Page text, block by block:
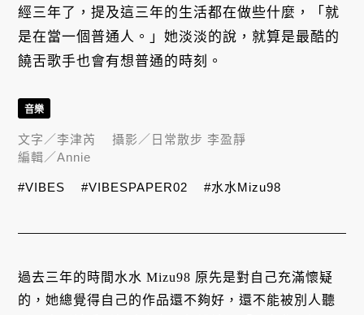
經三年了，提及這三年的生活都在做些什麼，「就
是在當一個普通人。」她淡淡的說，就算是最酷的
饒舌歌手也會有想普通的時刻。
過去三年的時間水水 Mizu98 原先是對自己充滿懷疑
的，她總覺得自己的作品還不夠好，還不能被別人聽
音樂
文字／李津芮 攝影／ 日常散步 李盈靜
編輯／Annie
#VIBES #VIBESPAPER02 #水水Mizu98